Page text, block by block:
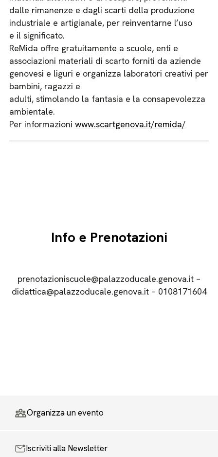
dalle rimanenze e dagli scarti della produzione
industriale e artigianale, per reinventarne l’uso
e il significato.
ReMida offre gratuitamente a scuole, enti e
associazioni materiali di scarto forniti da aziende
genovesi e liguri e organizza laboratori creativi per
bambini, ragazzi e
adulti, stimolando la fantasia e la consapevolezza
ambientale.
Per informazioniwww.scartgenova.it/remida/
Info e Prenotazioni
prenotazioniscuole@palazzoducale.genova.it –
didattica@palazzoducale.genova.it – 0108171604
Organizza un evento
Iscriviti alla Newsletter